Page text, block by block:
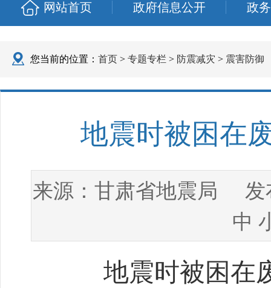
网站首页 政府信息公开 政
您当前的位置： 首页 > 专题专栏 > 防震减灾 > 震害防御
地震时被困在
来源： 甘肃省地震局 发
中
地震时被困在